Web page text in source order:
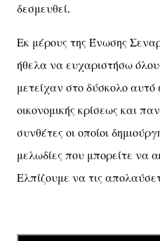
δεσμευθεί.
Εκ μέρους της Ένωσης
ήθελα να ευχαριστήσω
μετείχαν στο δύσκολο
οικονομικής κρίσεως και
συνθέτες οι οποίοι
μελωδίες που μπορείτε να
Ελπίζουμε να τις